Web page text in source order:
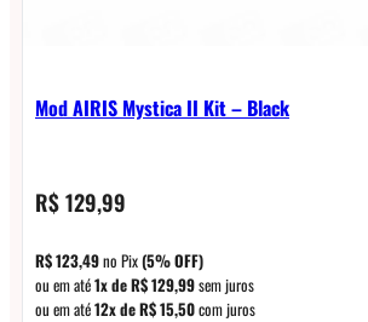
Mod AIRIS Mystica II Kit – Black
R$129,99
R$123,49no Pix(5% OFF)
ou em até1x deR$129,99sem juros
ou em até12x deR$15,50com juros